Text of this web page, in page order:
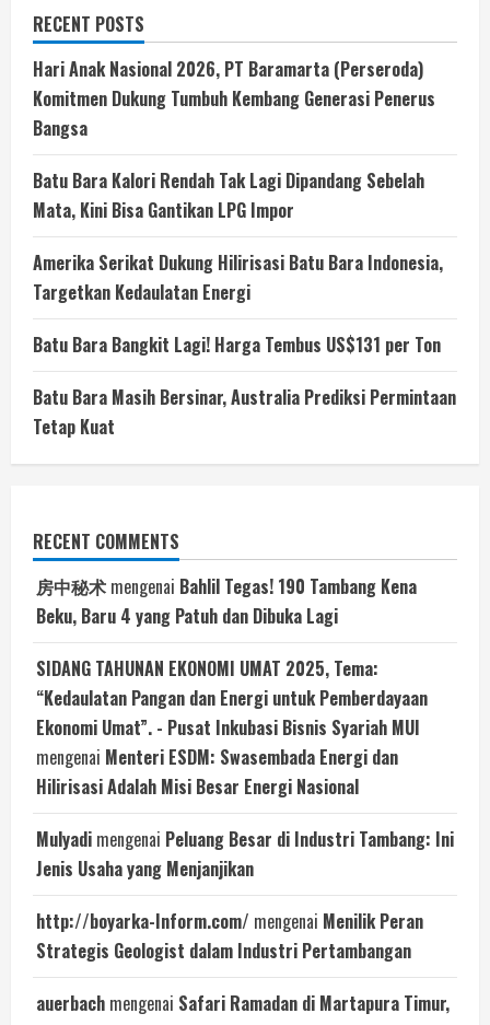
RECENT POSTS
Hari Anak Nasional 2026, PT Baramarta (Perseroda)
Komitmen Dukung Tumbuh Kembang Generasi Penerus
Bangsa
Batu Bara Kalori Rendah Tak Lagi Dipandang Sebelah
Mata, Kini Bisa Gantikan LPG Impor
Amerika Serikat Dukung Hilirisasi Batu Bara Indonesia,
Targetkan Kedaulatan Energi
Batu Bara Bangkit Lagi! Harga Tembus US$131 per Ton
Batu Bara Masih Bersinar, Australia Prediksi Permintaan
Tetap Kuat
RECENT COMMENTS
房中秘术 mengenai Bahlil Tegas! 190 Tambang Kena
Beku, Baru 4 yang Patuh dan Dibuka Lagi
SIDANG TAHUNAN EKONOMI UMAT 2025, Tema:
“Kedaulatan Pangan dan Energi untuk Pemberdayaan
Ekonomi Umat”. - Pusat Inkubasi Bisnis Syariah MUI
mengenai Menteri ESDM: Swasembada Energi dan
Hilirisasi Adalah Misi Besar Energi Nasional
Mulyadi mengenai Peluang Besar di Industri Tambang: Ini
Jenis Usaha yang Menjanjikan
http://boyarka-Inform.com/ mengenai Menilik Peran
Strategis Geologist dalam Industri Pertambangan
auerbach mengenai Safari Ramadan di Martapura Timur,